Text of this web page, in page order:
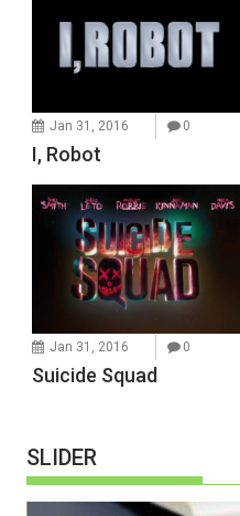
Jan 31, 2016 0
I, Robot
Jan 31, 2016 0
Suicide Squad
SLIDER